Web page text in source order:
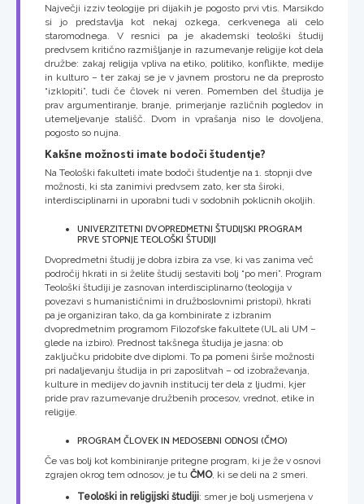
Največji izziv teologije pri dijakih je pogosto prvi vtis. Marsikdo
si jo predstavlja kot nekaj ozkega, cerkvenega ali celo
staromodnega. V resnici pa je akademski teološki študij
predvsem kritično razmišljanje in razumevanje religije kot dela
družbe: zakaj religija vpliva na etiko, politiko, konflikte, medije
in kulturo – ter zakaj se je v javnem prostoru ne da preprosto
“izklopiti”, tudi če človek ni veren. Pomemben del študija je
prav argumentiranje, branje, primerjanje različnih pogledov in
utemeljevanje stališč. Dvom in vprašanja niso le dovoljena,
pogosto so nujna.
Kakšne možnosti imate bodoči študentje?
Na Teološki fakulteti imate bodoči študentje na 1. stopnji dve
možnosti, ki sta zanimivi predvsem zato, ker sta široki,
interdisciplinarni in uporabni tudi v sodobnih poklicnih okoljih.
UNIVERZITETNI DVOPREDMETNI ŠTUDIJSKI PROGRAM
PRVE STOPNJE TEOLOŠKI ŠTUDIJI
Dvopredmetni študij je dobra izbira za vse, ki vas zanima več
področij hkrati in si želite študij sestaviti bolj “po meri”. Program
Teološki študiji je zasnovan interdisciplinarno (teologija v
povezavi s humanističnimi in družboslovnimi pristopi), hkrati
pa je organiziran tako, da ga kombinirate z izbranim
dvopredmetnim programom Filozofske fakultete (UL ali UM –
glede na izbiro). Prednost takšnega študija je jasna: ob
zaključku pridobite dve diplomi. To pa pomeni širše možnosti
pri nadaljevanju študija in pri zaposlitvah – od izobraževanja,
kulture in medijev do javnih institucij ter dela z ljudmi, kjer
pride prav razumevanje družbenih procesov, vrednot, etike in
religije.
PROGRAM ČLOVEK IN MEDOSEBNI ODNOSI (ČMO)
Če vas bolj kot kombiniranje pritegne program, ki je že v osnovi
zgrajen okrog tem odnosov, je tu ČMO, ki se deli na 2 smeri.
Teološki in religijski študiji: smer je bolj usmerjena v